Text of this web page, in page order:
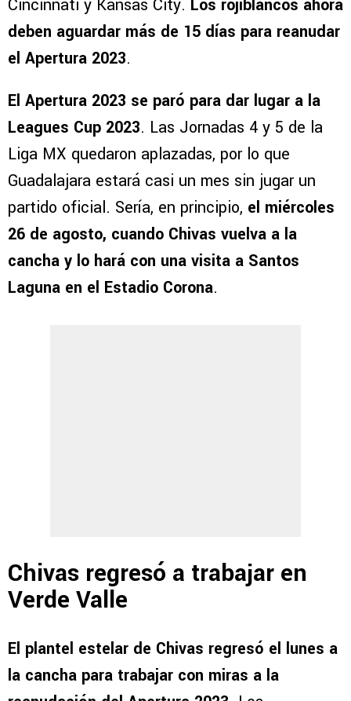
Cincinnati y Kansas City. Los rojiblancos ahora
deben aguardar más de 15 días para reanudar
el Apertura 2023.
El Apertura 2023 se paró para dar lugar a la
Leagues Cup 2023. Las Jornadas 4 y 5 de la
Liga MX quedaron aplazadas, por lo que
Guadalajara estará casi un mes sin jugar un
partido oficial. Sería, en principio, el miércoles
26 de agosto, cuando Chivas vuelva a la
cancha y lo hará con una visita a Santos
Laguna en el Estadio Corona.
Chivas regresó a trabajar en
Verde Valle
El plantel estelar de Chivas regresó el lunes a
la cancha para trabajar con miras a la